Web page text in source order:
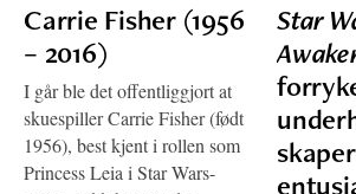
Carrie Fisher (1956
– 2016)
I går ble det offentliggjort at
skuespiller Carrie Fisher (født
1956), best kjent i rollen som
Princess Leia i Star Wars-
Star